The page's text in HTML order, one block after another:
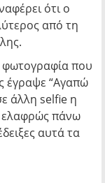
ότι ο
από τη
φωτογραφία που
έγραψε “Αγαπώ
άλλη selfie η
ελαφρώς πάνω
αυτά τα